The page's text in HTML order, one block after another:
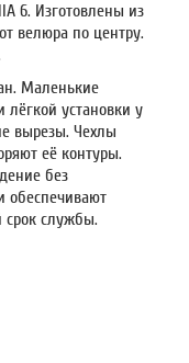
6. Изготовлены из
велюра по центру.
Маленькие
установки у
вырезы. Чехлы
её контуры.
без
обеспечивают
срок службы.